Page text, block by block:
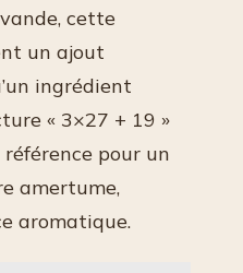
cette
un ajout
ingrédient
« 3×27 + 19 »
pour un
amertume,
aromatique.